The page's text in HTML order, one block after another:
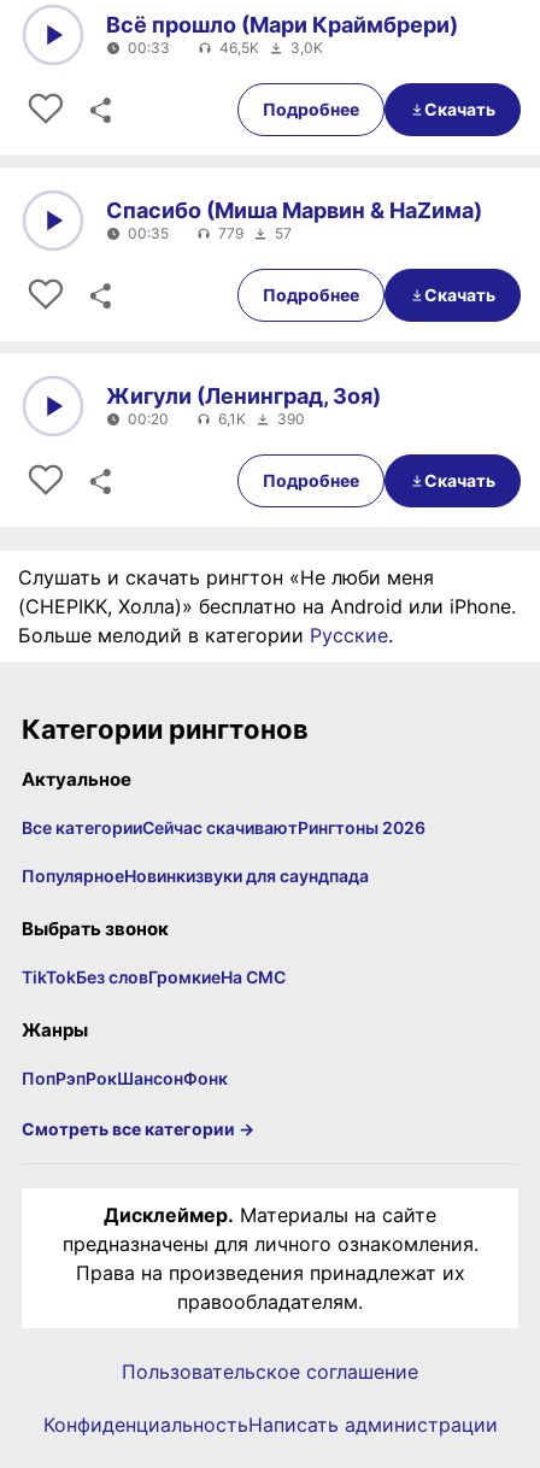
00:33
Всё прошло (Мари Краймбрери)
00:33 46,5K 3,0K
Подробнее Скачать
00:35
Спасибо (Миша Марвин & НаZима)
00:35 779 57
Подробнее Скачать
00:20
Жигули (Ленинград, Зоя)
00:20 6,1K 390
Подробнее Скачать
Слушать и скачать рингтон «Не люби меня
(CHEPIKK, Холла)» бесплатно на Android или iPhone.
Больше мелодий в категории Русские.
Категории рингтонов
Актуальное
Все категорииСейчас скачиваютРингтоны 2026
ПопулярноеНовинкизвуки для саундпада
Выбрать звонок
TikTokБез словГромкиеНа СМС
Жанры
ПопРэпРокШансонФонк
Смотреть все категории →
Дисклеймер. Материалы на сайте
предназначены для личного ознакомления.
Права на произведения принадлежат их
правообладателям.
Пользовательское соглашение
КонфиденциальностьНаписать администрации